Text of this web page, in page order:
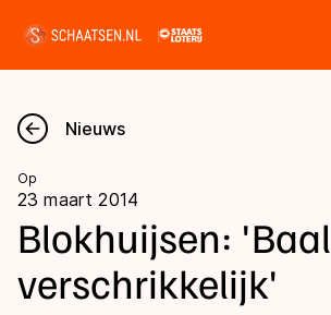
Nieuws
Kalender
Disciplines
Nieuws
Op
23 maart 2014
Blokhuijsen: 'Baal
verschrikkelijk'